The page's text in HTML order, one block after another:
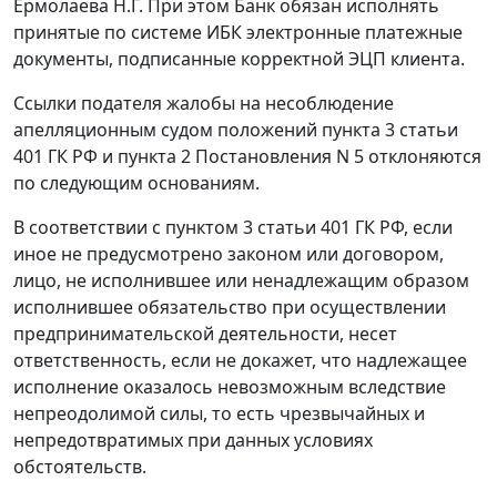
Ермолаева Н.Г. При этом Банк обязан исполнять
принятые по системе ИБК электронные платежные
документы, подписанные корректной ЭЦП клиента.
Ссылки подателя жалобы на несоблюдение
апелляционным судом положений пункта 3 статьи
401 ГК РФ и пункта 2 Постановления N 5 отклоняются
по следующим основаниям.
В соответствии с пунктом 3 статьи 401 ГК РФ, если
иное не предусмотрено законом или договором,
лицо, не исполнившее или ненадлежащим образом
исполнившее обязательство при осуществлении
предпринимательской деятельности, несет
ответственность, если не докажет, что надлежащее
исполнение оказалось невозможным вследствие
непреодолимой силы, то есть чрезвычайных и
непредотвратимых при данных условиях
обстоятельств.